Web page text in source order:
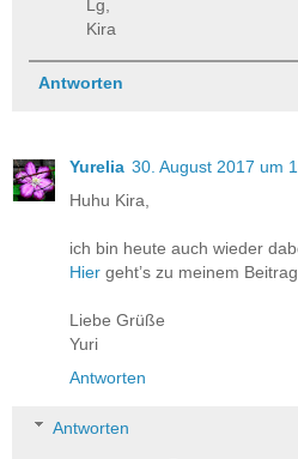
Lg,
Kira
Antworten
Yurelia 30. August 2017 um
Huhu Kira,
ich bin heute auch wieder
Hier geht’s zu meinem
Liebe Grüße
Yuri
Antworten
Antworten